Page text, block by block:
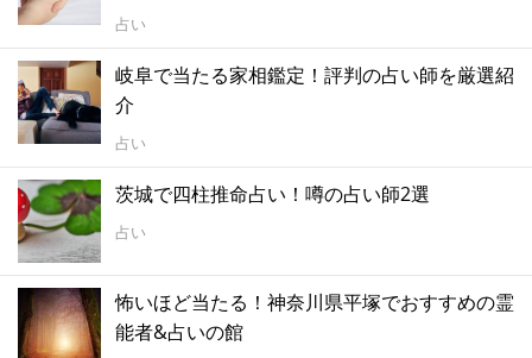
占い
岐阜で当たる家相鑑定！評判の占い師を厳選紹
介
占い
茨城で四柱推命占い！噂の占い師2選
占い
怖いほど当たる！神奈川県平塚でおすすめの霊
能者&占いの館